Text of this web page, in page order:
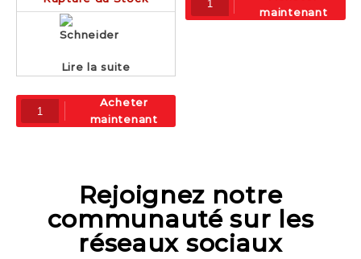
Lire la suite
Acheter
maintenant
maintenant
Rejoignez notre
communauté sur les
réseaux sociaux